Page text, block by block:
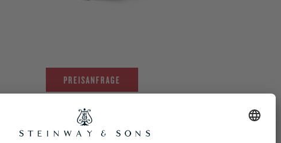
PREISANFRAGE
Alle Essex Klaviere in unserer Übersicht